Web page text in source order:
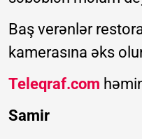
Baş verənlər
kamerasına əks
Teleqraf.com
Samir